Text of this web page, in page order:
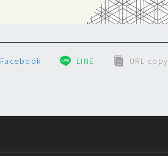
Facebook LINE URL copy